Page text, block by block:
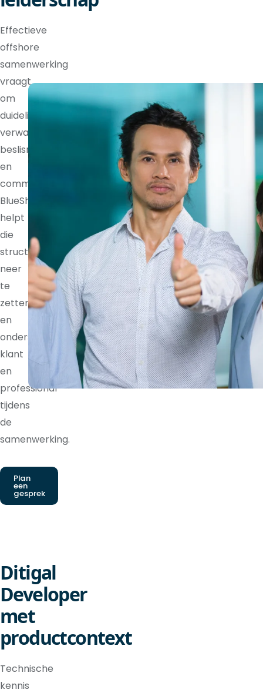
Effectieve
offshore
samenwerking
vraagt
om
duidelijke
verwachtingen,
beslisrechten
en
communicatieritmes.
BlueShores
helpt
die
structuur
neer
te
zetten
en
ondersteunt
klant
en
professional
tijdens
de
samenwerking.
Plan
een
gesprek
Ditigal
Developer
met
productcontext
Technische
kennis